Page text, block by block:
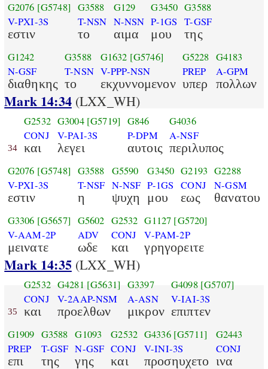
G2076 [G5748]
V-PXI-3S
εστιν
G3588
T-NSN
το
G129
N-NSN
αιμα
G3450
P-1GS
μου
G3588
T-GSF
της
G1242
N-GSF
διαθηκης
G3588
T-NSN
το
G1632 [G5746]
V-PPP-NSN
εκχυννομενον
G5228
PREP
υπερ
G4183
A-GPM
πολλων
Mark 14:34(LXX_WH)
34
G2532
CONJ
και
G3004 [G5719]
V-PAI-3S
λεγει
G846
P-DPM
αυτοις
G4036
A-NSF
περιλυπος
G2076 [G5748]
V-PXI-3S
εστιν
G3588
T-NSF
η
G5590
N-NSF
ψυχη
G3450
P-1GS
μου
G2193
CONJ
εως
G2288
N-GSM
θανατου
G3306 [G5657]
V-AAM-2P
μεινατε
G5602
ADV
ωδε
G2532
CONJ
και
G1127 [G5720]
V-PAM-2P
γρηγορειτε
Mark 14:35(LXX_WH)
35
G2532
CONJ
και
G4281 [G5631]
V-2AAP-NSM
προελθων
G3397
A-ASN
μικρον
G4098 [G5707]
V-IAI-3S
επιπτεν
G1909
PREP
επι
G3588
T-GSF
της
G1093
N-GSF
γης
G2532
CONJ
και
G4336 [G5711]
V-INI-3S
προσηυχετο
G2443
CONJ
ινα